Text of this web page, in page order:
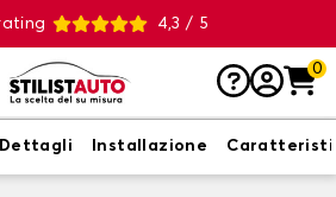
4,3 / 5
0
Dettagli Installazione